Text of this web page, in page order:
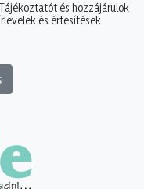
és hozzájárulok
és értesítések